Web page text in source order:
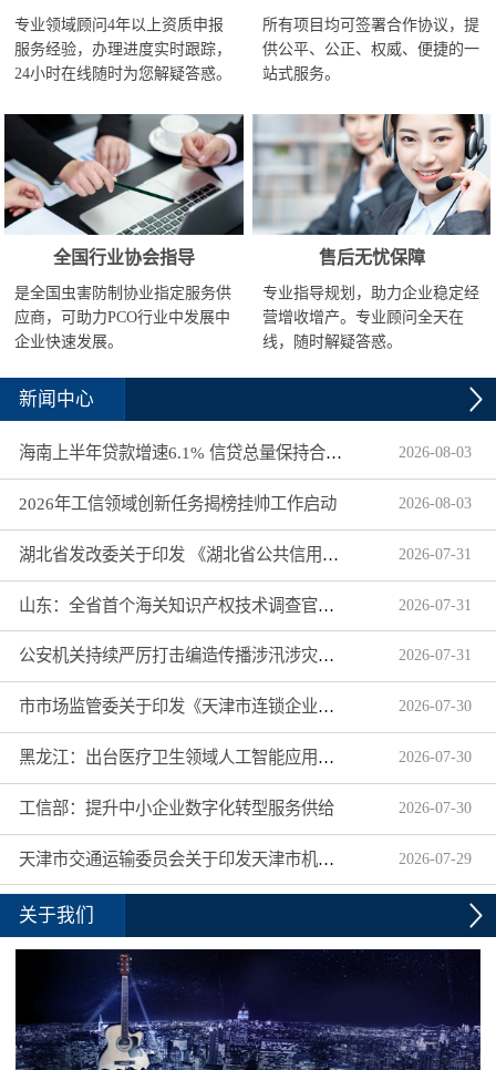
专业领域顾问4年以上资质申报
服务经验，办理进度实时跟踪，
24小时在线随时为您解疑答惑。
所有项目均可签署合作协议，提
供公平、公正、权威、便捷的一
站式服务。
全国行业协会指导
是全国虫害防制协业指定服务供
应商，可助力PCO行业中发展中
企业快速发展。
售后无忧保障
专业指导规划，助力企业稳定经
营增收增产。专业顾问全天在
线，随时解疑答惑。
新闻中心
海南上半年贷款增速6.1% 信贷总量保持合理平稳增长 2026-08-03
2026年工信领域创新任务揭榜挂帅工作启动 2026-08-03
湖北省发改委关于印发 《湖北省公共信用信息目录（2026年版）》的通知 2026-07-31
山东：全省首个海关知识产权技术调查官制度落地济南自贸片区 2026-07-31
公安机关持续严厉打击编造传播涉汛涉灾网络谣言 2026-07-31
市市场监管委关于印发《天津市连锁企业食品经营许可“先证后核”信用承诺审批实施办法》的通知 2026-07-30
黑龙江：出台医疗卫生领域人工智能应用工作实施方案 2026-07-30
工信部：提升中小企业数字化转型服务供给 2026-07-30
天津市交通运输委员会关于印发天津市机动车驾驶员培训机构及教练员综合信用评价管理办法的通知 2026-07-29
关于我们